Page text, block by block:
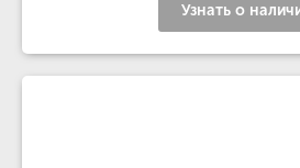
Узнать о